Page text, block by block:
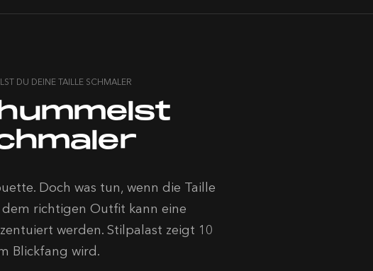
DU DEINE TAILLE SCHMALER
Doch was tun, wenn die Taille
richtigen Outfit kann eine
werden. Stilpalast zeigt 10
Blickfang wird.